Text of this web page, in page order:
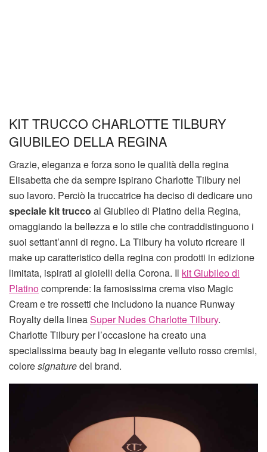
KIT TRUCCO CHARLOTTE TILBURY
GIUBILEO DELLA REGINA
Grazie, eleganza e forza sono le qualità della regina
Elisabetta che da sempre ispirano Charlotte Tilbury nel
suo lavoro. Perciò la truccatrice ha deciso di dedicare uno
speciale kit trucco al Giubileo di Platino della Regina,
omaggiando la bellezza e lo stile che contraddistinguono i
suoi settant’anni di regno. La Tilbury ha voluto ricreare il
make up caratteristico della regina con prodotti in edizione
limitata, ispirati ai gioielli della Corona. Il kit Giubileo di
Platinocomprende: la famosissima crema viso Magic
Cream e tre rossetti che includono la nuance Runway
Royalty della lineaSuper Nudes Charlotte Tilbury.
Charlotte Tilbury per l’occasione ha creato una
specialissima beauty bag in elegante velluto rosso cremisi,
coloresignaturedel brand.